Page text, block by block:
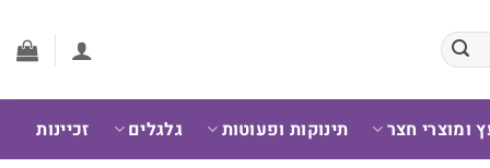
ומוצרי חצר תינוקות ופעוטות גלגלים זכיינות